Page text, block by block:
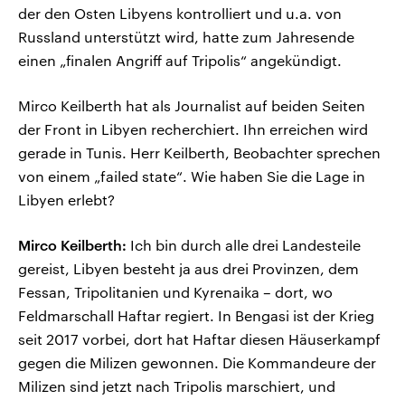
der den Osten Libyens kontrolliert und u.a. von
Russland unterstützt wird, hatte zum Jahresende
einen „finalen Angriff auf Tripolis“ angekündigt.
Mirco Keilberth hat als Journalist auf beiden Seiten
der Front in Libyen recherchiert. Ihn erreichen wird
gerade in Tunis. Herr Keilberth, Beobachter sprechen
von einem „failed state“. Wie haben Sie die Lage in
Libyen erlebt?
Mirco Keilberth: Ich bin durch alle drei Landesteile
gereist, Libyen besteht ja aus drei Provinzen, dem
Fessan, Tripolitanien und Kyrenaika – dort, wo
Feldmarschall Haftar regiert. In Bengasi ist der Krieg
seit 2017 vorbei, dort hat Haftar diesen Häuserkampf
gegen die Milizen gewonnen. Die Kommandeure der
Milizen sind jetzt nach Tripolis marschiert, und